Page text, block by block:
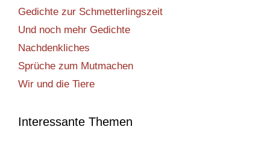
Gedichte zur Schmetterlingszeit
Und noch mehr Gedichte
Nachdenkliches
Sprüche zum Mutmachen
Wir und die Tiere
Interessante Themen